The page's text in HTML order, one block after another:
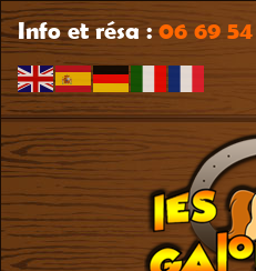
Info et résa : 06 69